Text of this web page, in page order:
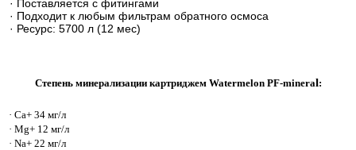
· Поставляется с фитингами
· Подходит к любым фильтрам обратного осмоса
· Ресурс: 5700 л (12 мес)
Степень минерализации картриджем Watermelon PF-mineral:
· Ca+ 34 мг/л
· Mg+ 12 мг/л
· Na+ 22 мг/л